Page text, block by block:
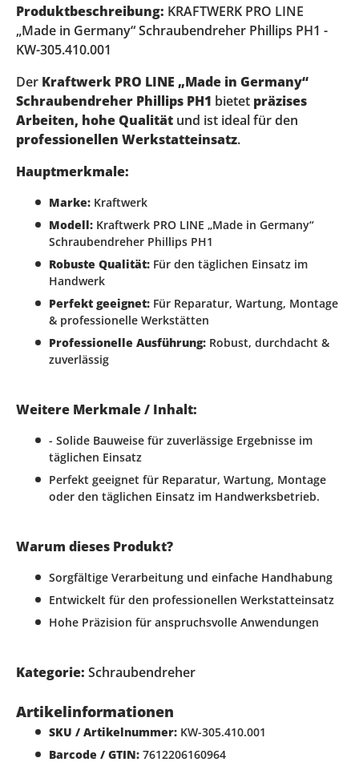
Produktbeschreibung: KRAFTWERK PRO LINE
„Made in Germany“ Schraubendreher Phillips PH1 -
KW-305.410.001
Der Kraftwerk PRO LINE „Made in Germany“
Schraubendreher Phillips PH1 bietet präzises
Arbeiten, hohe Qualität und ist ideal für den
professionellen Werkstatteinsatz.
Hauptmerkmale:
Marke: Kraftwerk
Modell: Kraftwerk PRO LINE „Made in Germany“
Schraubendreher Phillips PH1
Robuste Qualität: Für den täglichen Einsatz im
Handwerk
Perfekt geeignet: Für Reparatur, Wartung, Montage
& professionelle Werkstätten
Professionelle Ausführung: Robust, durchdacht &
zuverlässig
Weitere Merkmale / Inhalt:
- Solide Bauweise für zuverlässige Ergebnisse im
täglichen Einsatz
Perfekt geeignet für Reparatur, Wartung, Montage
oder den täglichen Einsatz im Handwerksbetrieb.
Warum dieses Produkt?
Sorgfältige Verarbeitung und einfache Handhabung
Entwickelt für den professionellen Werkstatteinsatz
Hohe Präzision für anspruchsvolle Anwendungen
Kategorie: Schraubendreher
Artikelinformationen
SKU / Artikelnummer: KW-305.410.001
Barcode / GTIN: 7612206160964